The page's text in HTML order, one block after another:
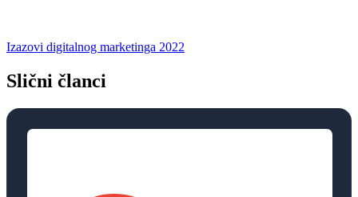
Izazovi digitalnog marketinga 2022
Slični članci